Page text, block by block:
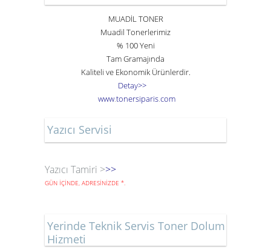
MUADİL TONER
Muadil Tonerlerimiz
% 100 Yeni
Tam Gramajında
Kaliteli ve Ekonomik Ürünlerdir.
Detay>>
www.tonersiparis.com
Yazıcı Servisi
Yazıcı Tamiri >>>
GÜN İÇİNDE, ADRESİNİZDE *.
Yerinde Teknik Servis Toner Dolum
Hizmeti